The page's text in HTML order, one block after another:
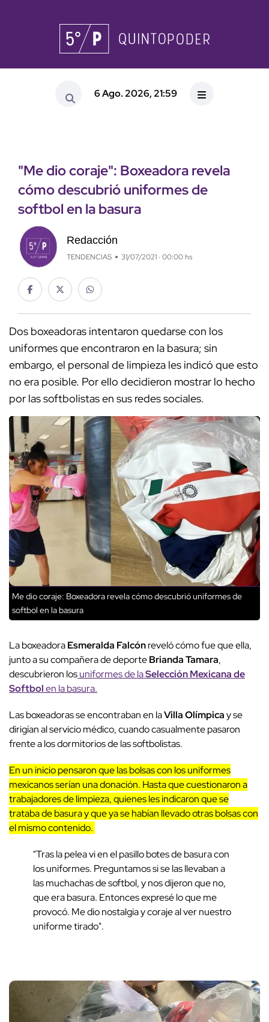
6 Ago. 2026, 21:59
"Me dio coraje": Boxeadora revela
cómo descubrió uniformes de
softbol en la basura
Redacción
TENDENCIAS 31/07/2021 · 00:00 hs
Dos boxeadoras intentaron quedarse con los
uniformes que encontraron en la basura; sin
embargo, el personal de limpieza les indicó que esto
no era posible. Por ello decidieron mostrar lo hecho
por las softbolistas en sus redes sociales.
Me dio coraje: Boxeadora revela cómo descubrió uniformes de
softbol en la basura
La boxeadoraEsmeralda Falcónreveló cómo fue que ella,
junto a su compañera de deporteBrianda Tamara,
descubrieron losuniformes de laSelección Mexicana de
Softbolen la basura.
Las boxeadoras se encontraban en laVilla Olímpicay se
dirigían al servicio médico, cuando casualmente pasaron
frente a los dormitorios de las softbolistas.
En un inicio pensaron que las bolsas con los uniformes
mexicanos serían una donación. Hasta que cuestionaron a
trabajadores de limpieza, quienes les indicaron que se
trataba de basura y que ya se habían llevado otras bolsas con
el mismo contenido.
"Tras la pelea vi en el pasillo botes de basura con
los uniformes. Preguntamos si se las llevaban a
las muchachas de softbol, y nos dijeron que no,
que era basura. Entonces expresé lo que me
provocó. Me dio nostalgia y coraje al ver nuestro
uniforme tirado".